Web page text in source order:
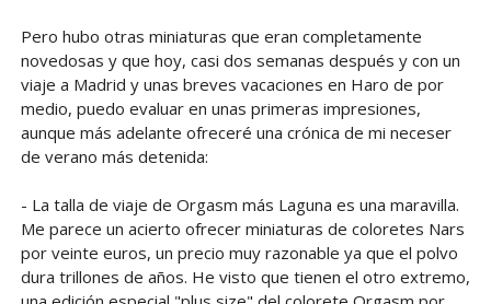
Pero hubo otras miniaturas que eran completamente
novedosas y que hoy, casi dos semanas después y con un
viaje a Madrid y unas breves vacaciones en Haro de por
medio, puedo evaluar en unas primeras impresiones,
aunque más adelante ofreceré una crónica de mi neceser
de verano más detenida:
- La talla de viaje de Orgasm más Laguna es una maravilla.
Me parece un acierto ofrecer miniaturas de coloretes Nars
por veinte euros, un precio muy razonable ya que el polvo
dura trillones de años. He visto que tienen el otro extremo,